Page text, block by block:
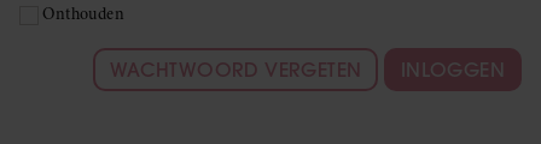
Onthouden
WACHTWOORD VERGETEN INLOGGEN